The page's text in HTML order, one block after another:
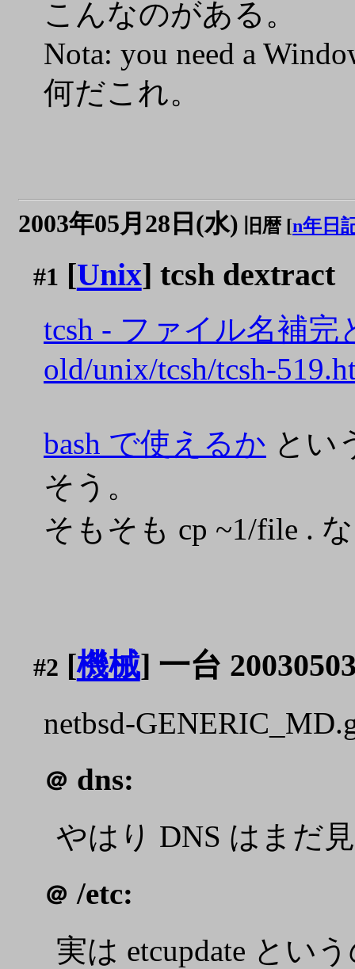
こんなのがある。
Nota: you need a
何だこれ。
2003年05月28日(水) 旧暦 [n年日
#1 [Unix] tcsh dextract
tcsh - ファイル名補完
old/unix/tcsh/tcsh-
bash で使えるか とい
そう。
そもそも cp ~1/file .
#2 [機械] 一台
netbsd-
＠ dns:
やはり DNS はまだ
＠ /etc:
実は etcupdate とい